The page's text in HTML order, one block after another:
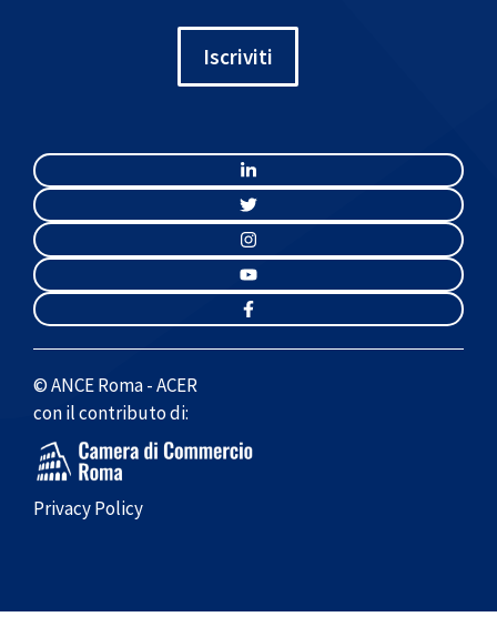
Iscriviti
© ANCE Roma - ACER
con il contributo di:
Privacy Policy